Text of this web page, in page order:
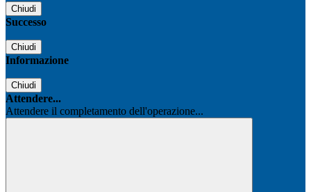
Chiudi
Successo
Chiudi
Informazione
Chiudi
Attendere...
Attendere il completamento dell'operazione...